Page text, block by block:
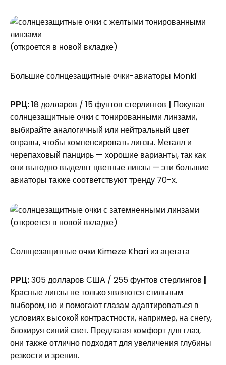
(откроется в новой вкладке)
Большие солнцезащитные очки-авиаторы Monki
РРЦ:18 долларов / 15 фунтов стерлингов | Покупая
солнцезащитные очки с тонированными линзами,
выбирайте аналогичный или нейтральный цвет
оправы, чтобы компенсировать линзы. Металл и
черепаховый панцирь — хорошие варианты, так как
они выгодно выделят цветные линзы — эти большие
авиаторы также соответствуют тренду 70-х.
(откроется в новой вкладке)
Солнцезащитные очки Kimeze Khari из ацетата
РРЦ:305 долларов США / 255 фунтов стерлингов |
Красные линзы не только являются стильным
выбором, но и помогают глазам адаптироваться в
условиях высокой контрастности, например, на снегу,
блокируя синий свет. Предлагая комфорт для глаз,
они также отлично подходят для увеличения глубины
резкости и зрения.